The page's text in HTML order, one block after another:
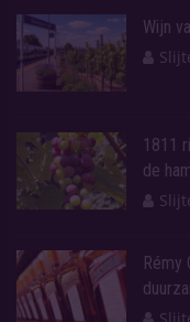
Wijn
1811
de
Rémy